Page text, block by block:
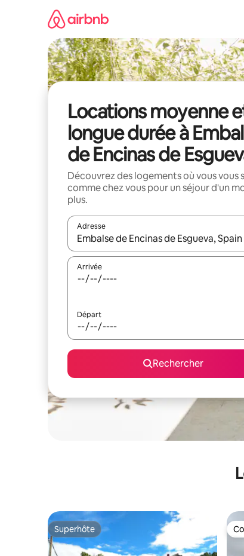
Locations moyenne
longue durée à
de Encinas de
Découvrez des logements où vous vous
comme chez vous pour un séjour d'un
plus.
Adresse
Lorsque les résultats s'affichent, utilisez
Arrivée
Départ
Rechercher
Superhôte
Superhôte